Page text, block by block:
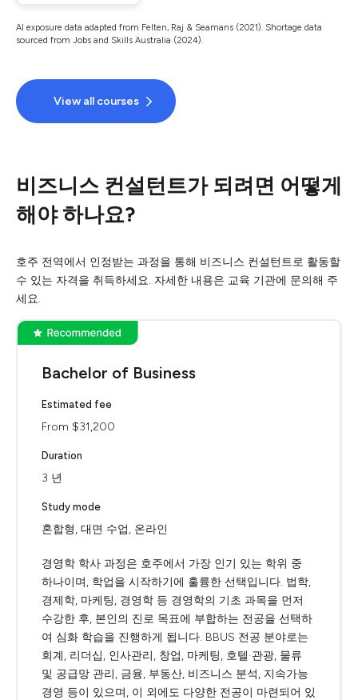
AI exposure data adapted from Felten, Raj & Seamans (2021). Shortage data
sourced from Jobs and Skills Australia (2024).
View all courses
비즈니스 컨설턴트가 되려면 어떻게
해야 하나요?
호주 전역에서 인정받는 과정을 통해 비즈니스 컨설턴트로 활동할
수 있는 자격을 취득하세요. 자세한 내용은 교육 기관에 문의해 주
세요.
Bachelor of Business
Estimated fee
From $31,200
Duration
3 년
Study mode
혼합형, 대면 수업, 온라인
경영학 학사 과정은 호주에서 가장 인기 있는 학위 중
하나이며, 학업을 시작하기에 훌륭한 선택입니다. 법학,
경제학, 마케팅, 경영학 등 경영학의 기초 과목을 먼저
수강한 후, 본인의 진로 목표에 부합하는 전공을 선택하
여 심화 학습을 진행하게 됩니다. BBUS 전공 분야로는
회계, 리더십, 인사관리, 창업, 마케팅, 호텔·관광, 물류
및 공급망 관리, 금융, 부동산, 비즈니스 분석, 지속가능
경영 등이 있으며, 이 외에도 다양한 전공이 마련되어 있